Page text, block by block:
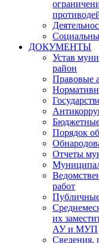
ДОКУМЕНТЫ
Устав
район
Правовые
Порядок
Отчеты
работ
их
АУ и МУП
Сведения,